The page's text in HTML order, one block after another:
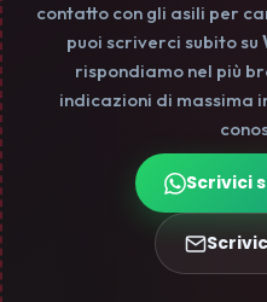
contatto con gli asili per
puoi scriverci subito su
rispondiamo nel più
indicazioni di massima
Scrivici